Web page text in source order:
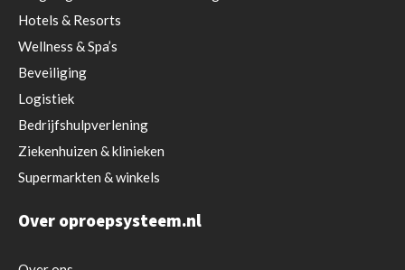
Hotels & Resorts
Wellness & Spa’s
Beveiliging
Logistiek
Bedrijfshulpverlening
Ziekenhuizen & klinieken
Supermarkten & winkels
Over oproepsysteem.nl